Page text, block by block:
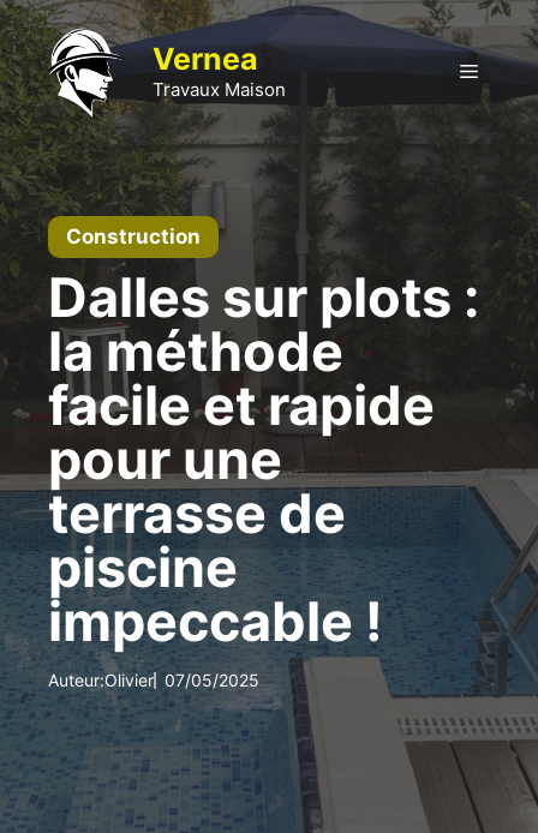
Aller
au
contenu
Vernea
Travaux Maison
Menu
Construction
Dalles sur plots :
la méthode
facile et rapide
pour une
terrasse de
piscine
impeccable !
Auteur:Olivier 07/05/2025